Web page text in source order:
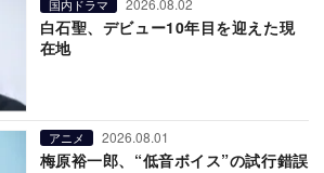
国内ドラマ 2026.08.02
白石聖、デビュー10年目を迎えた現
在地
アニメ 2026.08.01
梅原裕一郎、“低音ボイス”の試行錯誤